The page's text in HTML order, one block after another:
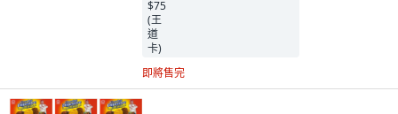
即將售完